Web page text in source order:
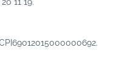
11 19.